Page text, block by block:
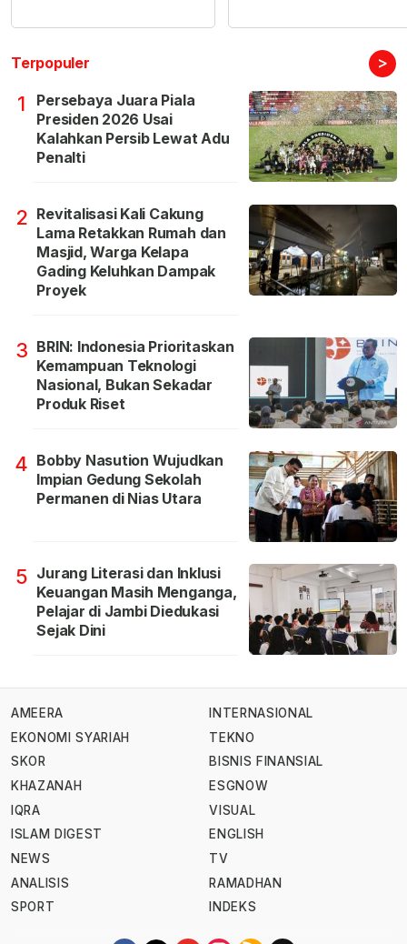
Terpopuler >
1
Persebaya Juara Piala
Presiden 2026 Usai
Kalahkan Persib Lewat Adu
Penalti
2 Revitalisasi Kali Cakung
Lama Retakkan Rumah dan
Masjid, Warga Kelapa
Gading Keluhkan Dampak
Proyek
3 BRIN: Indonesia Prioritaskan
Kemampuan Teknologi
Nasional, Bukan Sekadar
Produk Riset
4 Bobby Nasution Wujudkan
Impian Gedung Sekolah
Permanen di Nias Utara
5 Jurang Literasi dan Inklusi
Keuangan Masih Menganga,
Pelajar di Jambi Diedukasi
Sejak Dini
AMEERA
EKONOMI SYARIAH
SKOR
KHAZANAH
IQRA
ISLAM DIGEST
NEWS
ANALISIS
SPORT
INTERNASIONAL
TEKNO
BISNIS FINANSIAL
ESGNOW
VISUAL
ENGLISH
TV
RAMADHAN
INDEKS